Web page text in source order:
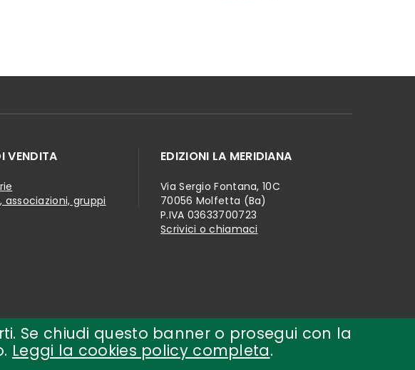
Se chiudi questo banner o prosegui con la
Leggi la cookies policy completa.
VENDITA
associazioni, gruppi
EDIZIONI LA MERIDIANA
Via Sergio Fontana, 10C
70056 Molfetta (Ba)
P.IVA 03633700723
Scrivici o chiamaci